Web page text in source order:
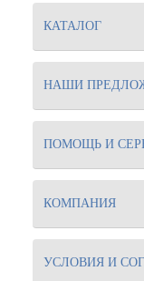
КАТАЛОГ
НАШИ
ПОМОЩЬ И
КОМПАНИЯ
УСЛОВИЯ И